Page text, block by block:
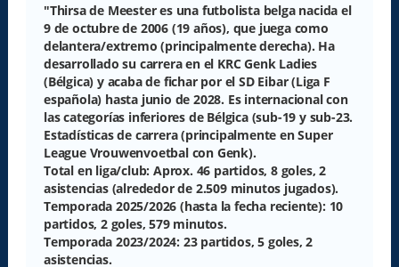
e
"Thirsa de Meester es una futbolista belga nacida el
9 de octubre de 2006 (19 años), que juega como
delantera/extremo (principalmente derecha). Ha
desarrollado su carrera en el KRC Genk Ladies
(Bélgica) y acaba de fichar por el SD Eibar (Liga F
española) hasta junio de 2028. Es internacional con
las categorías inferiores de Bélgica (sub-19 y sub-23.
Estadísticas de carrera (principalmente en Super
League Vrouwenvoetbal con Genk).
Total en liga/club: Aprox. 46 partidos, 8 goles, 2
asistencias (alrededor de 2.509 minutos jugados).
Temporada 2025/2026 (hasta la fecha reciente): 10
partidos, 2 goles, 579 minutos.
Temporada 2023/2024: 23 partidos, 5 goles, 2
asistencias.